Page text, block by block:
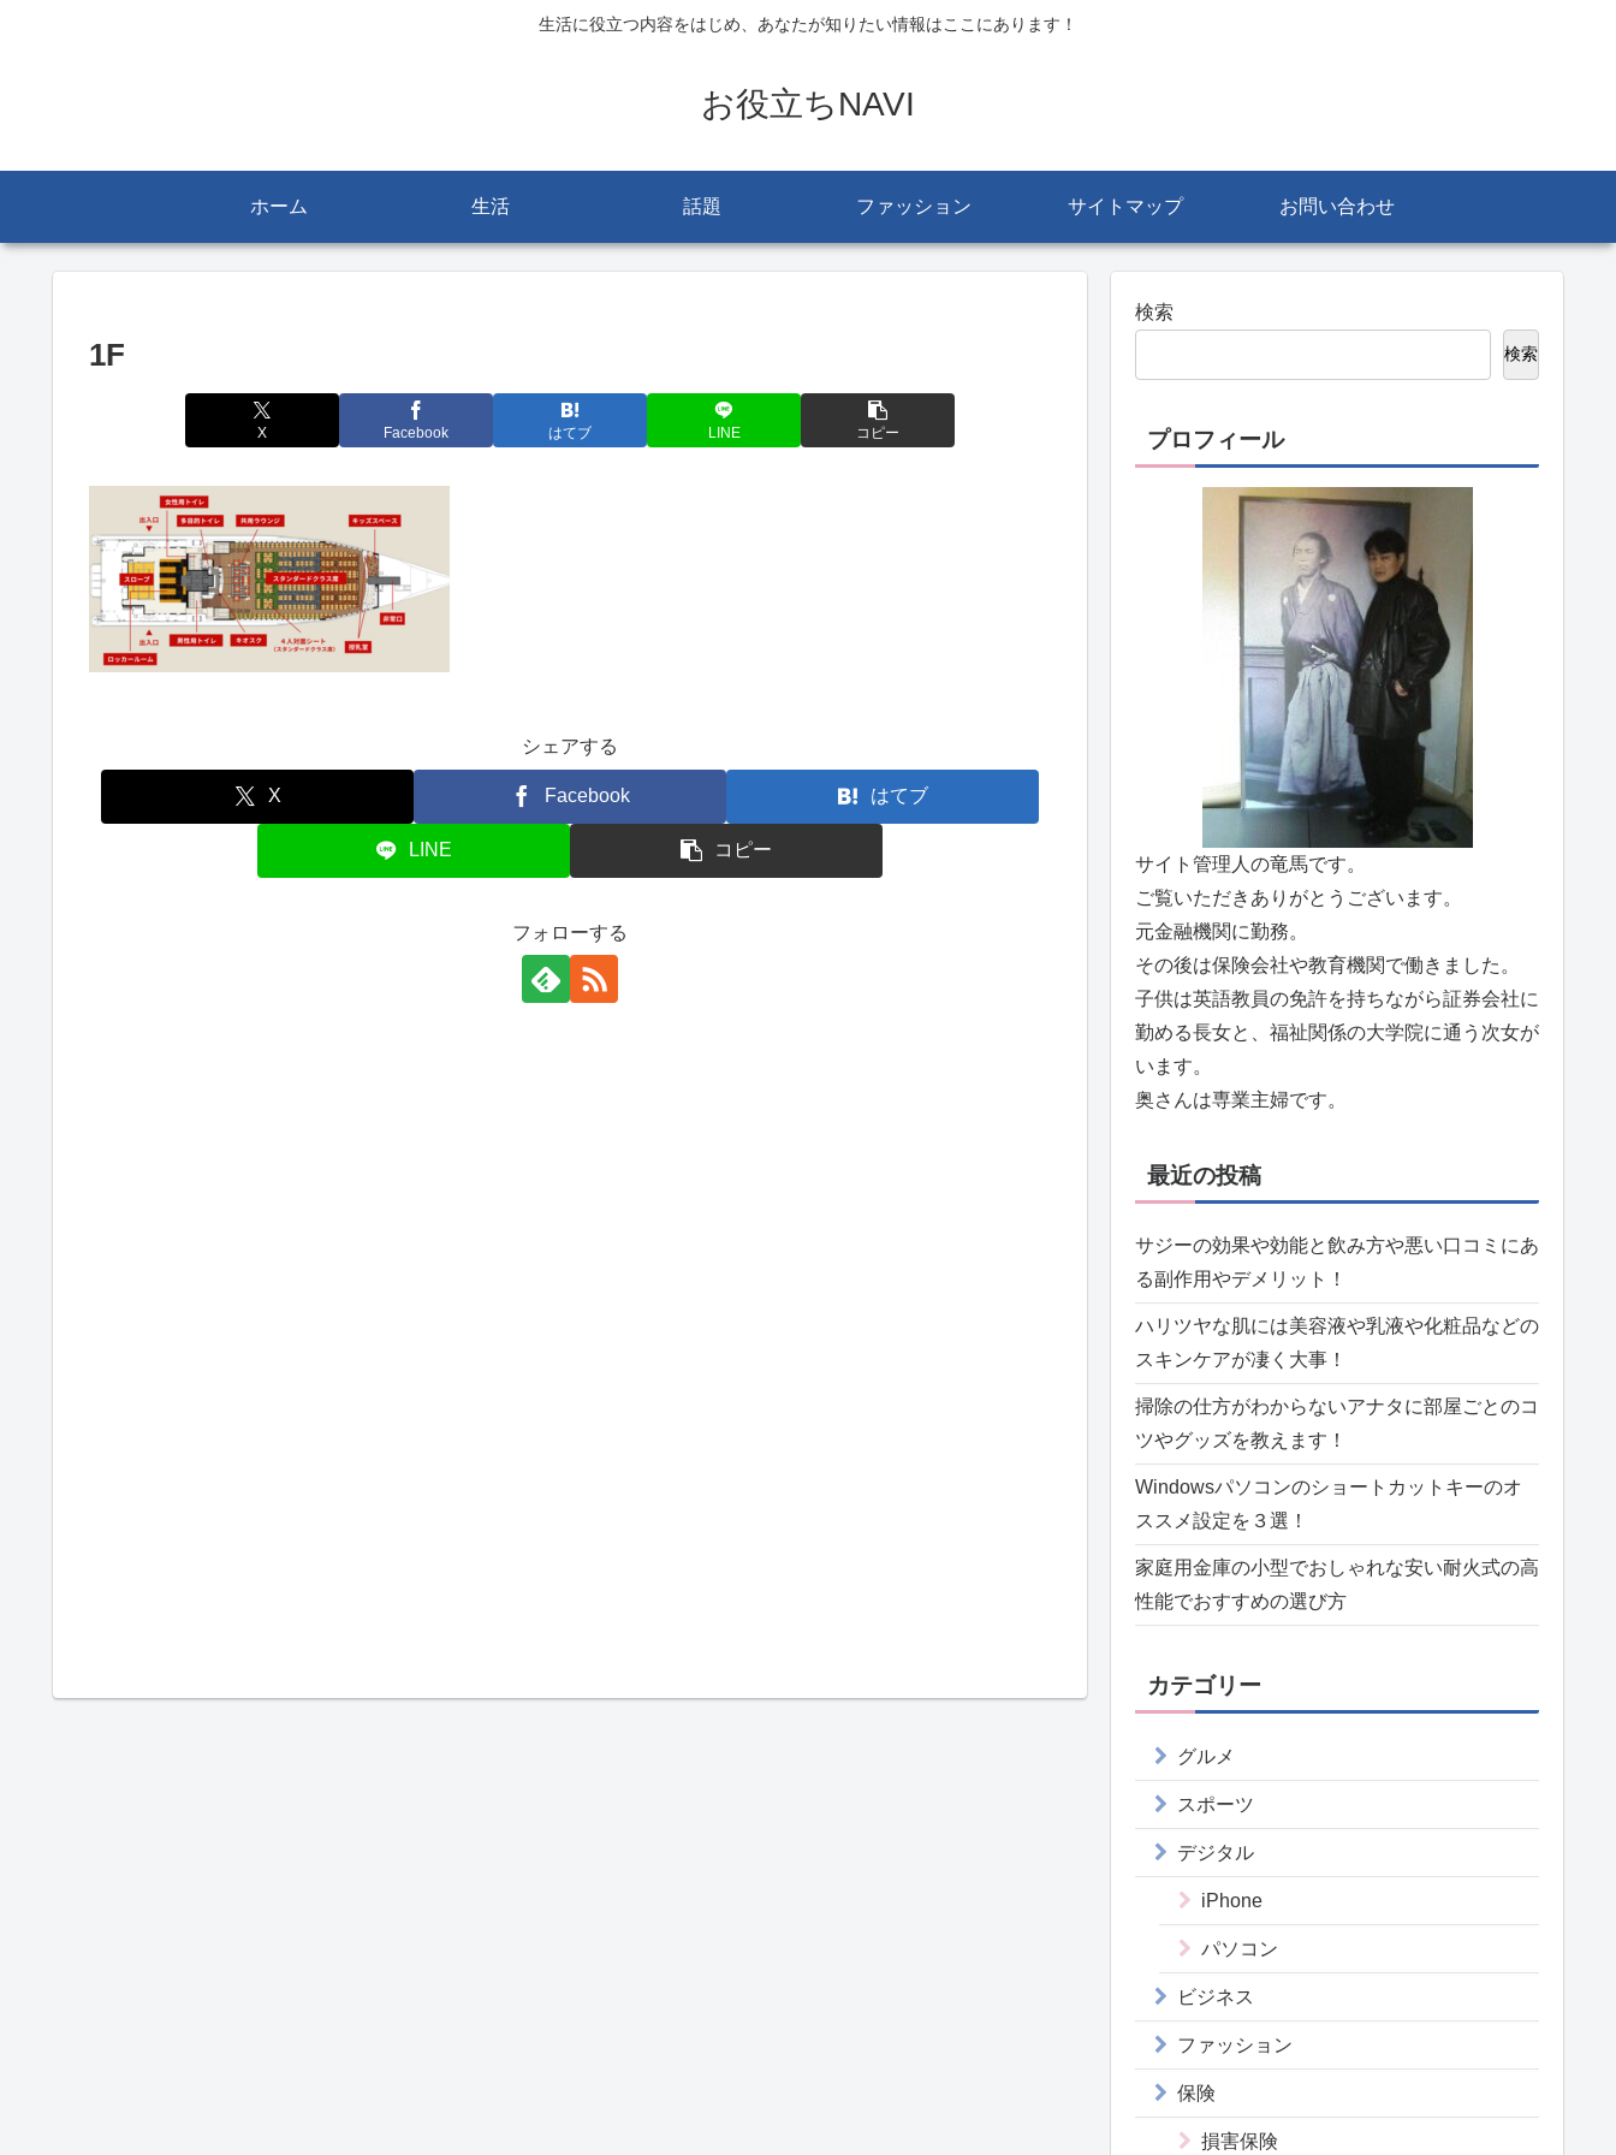
生活に役立つ内容をはじめ、あなたが知りたい情報はここにあります！
お役立ちNAVI
ホーム 生活 話題 ファッション サイトマップ お問い合わせ
1F
X Facebook はてブ LINE コピー
シェアする
X Facebook はてブ
LINE コピー
フォローする
検索
検索
プロフィール
サイト管理人の竜馬です。
ご覧いただきありがとうございます。
元金融機関に勤務。
その後は保険会社や教育機関で働きました。
子供は英語教員の免許を持ちながら証券会社に
勤める長女と、福祉関係の大学院に通う次女が
います。
奥さんは専業主婦です。
最近の投稿
サジーの効果や効能と飲み方や悪い口コミにあ
る副作用やデメリット！
ハリツヤな肌には美容液や乳液や化粧品などの
スキンケアが凄く大事！
掃除の仕方がわからないアナタに部屋ごとのコ
ツやグッズを教えます！
Windowsパソコンのショートカットキーのオ
ススメ設定を３選！
家庭用金庫の小型でおしゃれな安い耐火式の高
性能でおすすめの選び方
カテゴリー
グルメ
スポーツ
デジタル
iPhone
パソコン
ビジネス
ファッション
保険
損害保険